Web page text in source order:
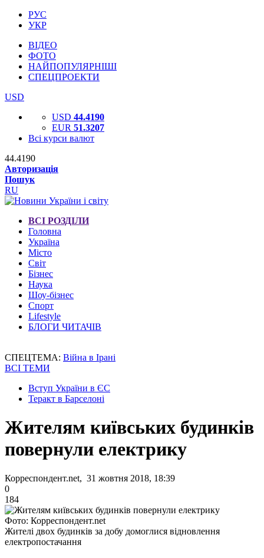
РУС
УКР
ВІДЕО
ФОТО
НАЙПОПУЛЯРНІШІ
СПЕЦПРОЕКТИ
USD
USD 44.4190
EUR 51.3207
Всі курси валют
44.4190
Авторизація
Пошук
RU
ВСІ РОЗДІЛИ
Головна
Україна
Місто
Світ
Бізнес
Наука
Шоу-бізнес
Спорт
Lifestyle
БЛОГИ ЧИТАЧІВ
СПЕЦТЕМА: Війна в Ірані
ВСІ ТЕМИ
Вступ України в ЄС
Теракт в Барселоні
Жителям київських будинків
повернули електрику
Корреспондент.net, 31 жовтня 2018, 18:39
0
184
Фото: Корреспондент.net
Жителі двох будинків за добу домоглися відновлення
електропостачання